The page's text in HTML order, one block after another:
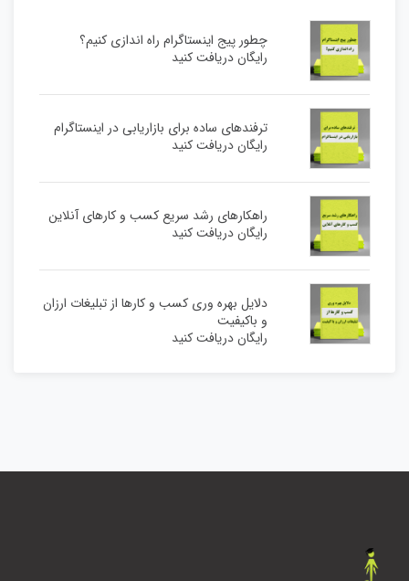
چطور پیج اینستاگرام راه اندازی کنیم؟
رایگان دریافت کنید
ترفندهای ساده برای بازاریابی در اینستاگرام
رایگان دریافت کنید
راهکارهای رشد سریع کسب و کارهای آنلاین
رایگان دریافت کنید
دلایل بهره وری کسب و کارها از تبلیغات ارزان
و باکیفیت
رایگان دریافت کنید